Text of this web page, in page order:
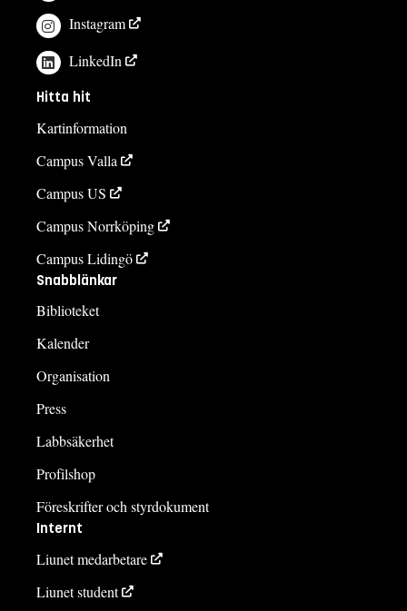
Instagram
LinkedIn
Hitta hit
Kartinformation
Campus Valla
Campus US
Campus Norrköping
Campus Lidingö
Snabblänkar
Biblioteket
Kalender
Organisation
Press
Labbsäkerhet
Profilshop
Föreskrifter och styrdokument
Internt
Liunet medarbetare
Liunet student